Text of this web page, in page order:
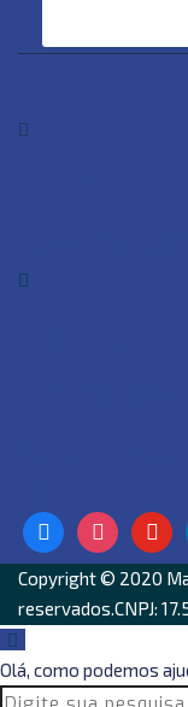
facebookinstagram
Copyright © 2020
reservados.CNPJ:
Olá, como podemos